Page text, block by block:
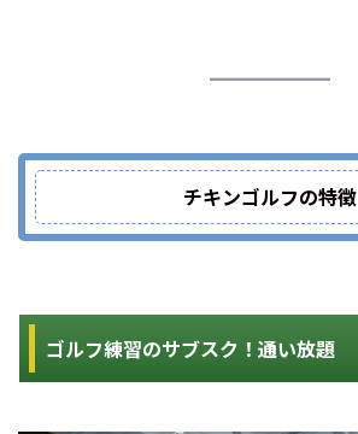
チキンゴルフの特徴
ゴルフ練習のサブスク！通い放題